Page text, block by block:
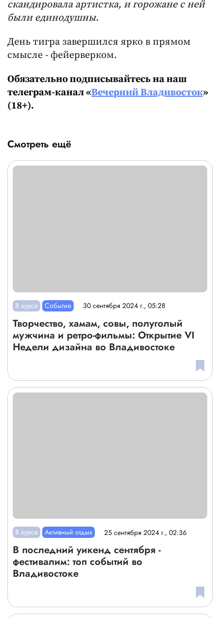
скандировала артистка, и горожане с ней
были единодушны.
День тигра завершился ярко в прямом
смысле - фейерверком.
Обязательно подписывайтесь на наш
телеграм-канал «Вечерний Владивосток»
(18+).
Смотреть ещё
В курсе Событие 30 сентября 2024 г., 05:28
Творчество, хамам, совы, полуголый
мужчина и ретро-фильмы: Открытие VI
Недели дизайна во Владивостоке
В курсе Активный отдых 25 сентября 2024 г., 02:36
В последний уикенд сентября -
фестивалим: топ событий во
Владивостоке